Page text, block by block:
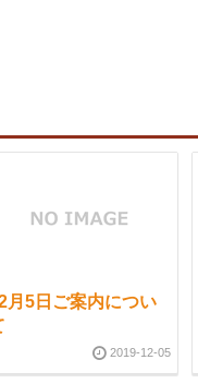
月5日ご案内につい
2019-12-05